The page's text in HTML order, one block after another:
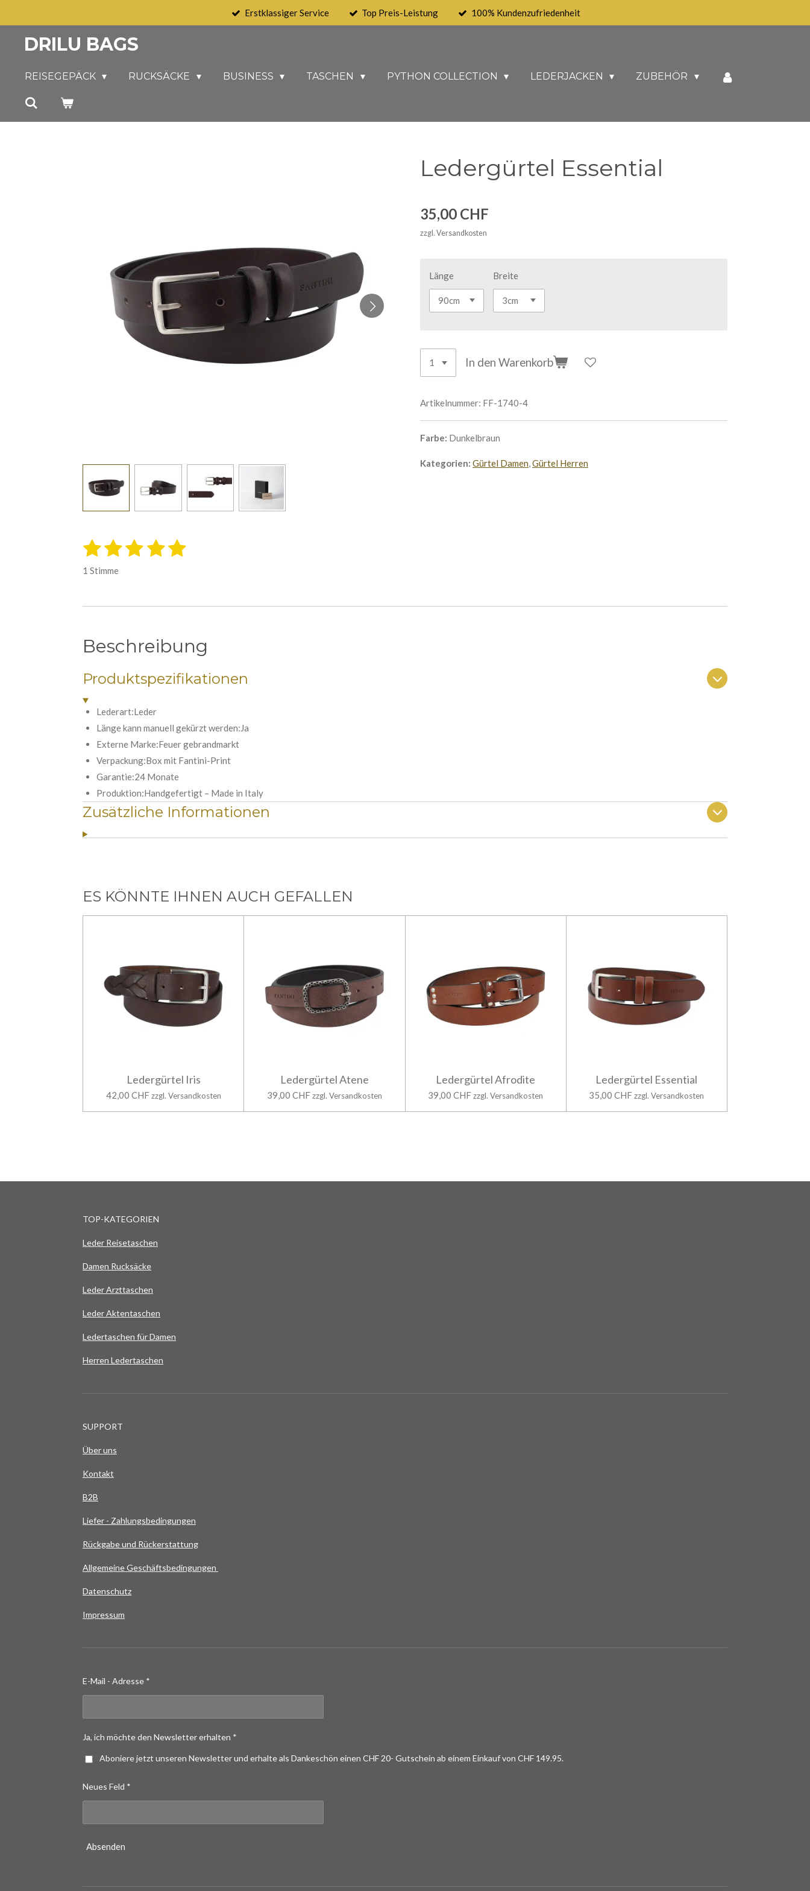
springen
Erstklassiger Service Top Preis-Leistung 100% Kundenzufriedenheit
DRILU BAGS
REISEGEPÄCK RUCKSÄCKE BUSINESS TASCHEN PYTHON COLLECTION LEDERJACKEN ZUBEHÖR
Ledergürtel Essential
35,00 CHF
zzgl. Versandkosten
Länge Breite
In den Warenkorb
Artikelnummer: FF-1740-4
Farbe: Dunkelbraun
Kategorien: Gürtel Damen,Gürtel Herren
B
u
g
5
S
e
n
e
1
S
e
n
2
S
e
n
3
e
n
4
e
n
5
e
n
B
u
a
b
e
n
1 Stimme
Beschreibung
Produktspezifikationen
Lederart:Leder
Länge kann manuell gekürzt werden:Ja
Externe Marke:Feuer gebrandmarkt
Verpackung:Box mit Fantini-Print
Garantie:24 Monate
Produktion:Handgefertigt – Made in Italy
Zusätzliche Informationen
ES KÖNNTE IHNEN AUCH GEFALLEN
Ledergürtel Iris
42,00 CHF zzgl. Versandkosten
Ledergürtel Atene
39,00 CHFzzgl. Versandkosten
Ledergürtel Afrodite
39,00 CHFzzgl. Versandkosten
Ledergürtel Essential
35,00 CHF zzgl. Versandkosten
TOP-KATEGORIEN
Leder Reisetaschen
Damen Rucksäcke
Leder Arzttaschen
Leder Aktentaschen
Ledertaschen für Damen
Herren Ledertaschen
SUPPORT
Über uns
Kontakt
B2B
Liefer - Zahlungsbedingungen
Rückgabe und Rückerstattung
Allgemeine Geschäftsbedingungen
Datenschutz
Impressum
E-Mail - Adresse *
Ja, ich möchte den Newsletter erhalten *
Aboniere jetzt unseren Newsletter und erhalte als Dankeschön einen CHF 20- Gutschein ab einem Einkauf von CHF 149.95.
Neues Feld *
Absenden